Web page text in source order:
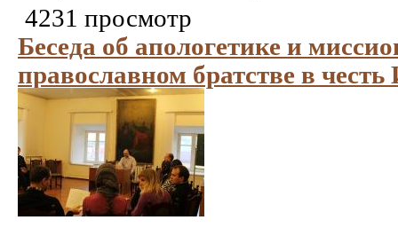
4231 просмотр
Беседа об апологетике и
православном братстве в